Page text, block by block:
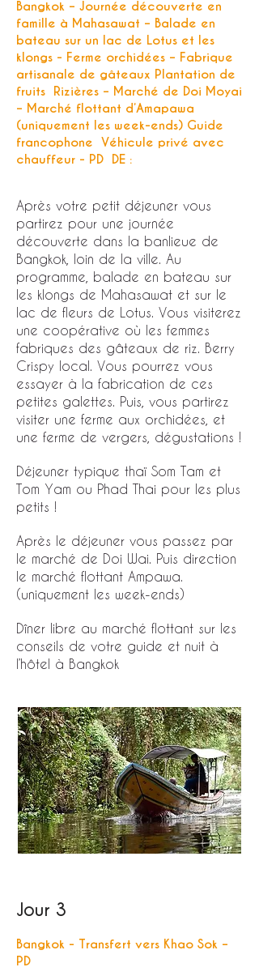
Bangkok – Journée découverte en
famille à Mahasawat – Balade en
bateau sur un lac de Lotus et les
klongs - Ferme orchidées – Fabrique
artisanale de gâteaux Plantation de
fruits Rizières – Marché de Doi Moyai
– Marché flottant d’Amapawa
(uniquement les week-ends) Guide
francophone Véhicule privé avec
chauffeur - PD DE :
Après votre petit déjeuner vous
partirez pour une journée
découverte dans la banlieue de
Bangkok, loin de la ville. Au
programme, balade en bateau sur
les klongs de Mahasawat et sur le
lac de fleurs de Lotus. Vous visiterez
une coopérative où les femmes
fabriques des gâteaux de riz. Berry
Crispy local. Vous pourrez vous
essayer à la fabrication de ces
petites galettes. Puis, vous partirez
visiter une ferme aux orchidées, et
une ferme de vergers, dégustations !
Déjeuner typique thaï Som Tam et
Tom Yam ou Phad Thai pour les plus
petits !
Après le déjeuner vous passez par
le marché de Doi Wai. Puis direction
le marché flottant Ampawa.
(uniquement les week-ends)
Dîner libre au marché flottant sur les
conseils de votre guide et nuit à
l’hôtel à Bangkok
Jour 3
Bangkok - Transfert vers Khao Sok –
PD